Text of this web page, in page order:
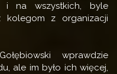
i na wszystkich, byle
kolegom z organizacji
wprawdzie
ale im było ich więcej,